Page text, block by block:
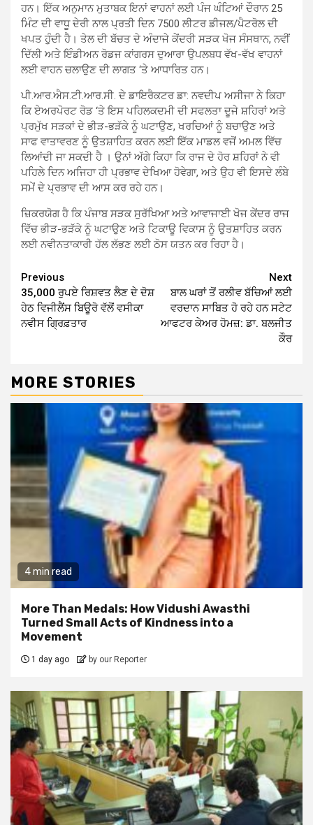
ਹਨ। ਇੱਕ ਅਨੁਮਾਨ ਮੁਤਾਬਕ ਇਨਾਂ ਵਾਹਨਾਂ ਲਈ ਪੰਜ ਘੰਟਿਆਂ ਦੌਰਾਨ 25
ਮਿੰਟ ਦੀ ਵਾਧੂ ਦੇਰੀ ਨਾਲ ਪ੍ਰਤੀ ਦਿਨ 7500 ਲੀਟਰ ਡੀਜਲ/ਪੈਟਰੋਲ ਦੀ
ਖਪਤ ਹੁੰਦੀ ਹੈ। ਤੇਲ ਦੀ ਬੱਚਤ ਦੇ ਅੰਦਾਜੇ ਕੇਂਦਰੀ ਸੜਕ ਖੋਜ ਸੰਸਥਾਨ, ਨਵੀਂ
ਦਿੱਲੀ ਅਤੇ ਇੰਡੀਅਨ ਰੋਡਜ ਕਾਂਗਰਸ ਦੁਆਰਾ ਉਪਲਬਧ ਵੱਖ-ਵੱਖ ਵਾਹਨਾਂ
ਲਈ ਵਾਹਨ ਚਲਾਉਣ ਦੀ ਲਾਗਤ ‘ਤੇ ਆਧਾਰਿਤ ਹਨ।
ਪੀ.ਆਰ.ਐਸ.ਟੀ.ਆਰ.ਸੀ. ਦੇ ਡਾਇਰੈਕਟਰ ਡਾ: ਨਵਦੀਪ ਅਸੀਜਾ ਨੇ ਕਿਹਾ
ਕਿ ਏਅਰਪੋਰਟ ਰੋਡ ‘ਤੇ ਇਸ ਪਹਿਲਕਦਮੀ ਦੀ ਸਫਲਤਾ ਦੂਜੇ ਸ਼ਹਿਰਾਂ ਅਤੇ
ਪ੍ਰਮੁੱਖ ਸੜਕਾਂ ਦੇ ਭੀੜ-ਭੜੱਕੇ ਨੂੰ ਘਟਾਉਣ, ਖਰਚਿਆਂ ਨੂੰ ਬਚਾਉਣ ਅਤੇ
ਸਾਫ ਵਾਤਾਵਰਣ ਨੂੰ ਉਤਸ਼ਾਹਿਤ ਕਰਨ ਲਈ ਇੱਕ ਮਾਡਲ ਵਜੋਂ ਅਮਲ ਵਿੱਚ
ਲਿਆਂਦੀ ਜਾ ਸਕਦੀ ਹੈ । ਉਨਾਂ ਅੱਗੇ ਕਿਹਾ ਕਿ ਰਾਜ ਦੇ ਹੋਰ ਸ਼ਹਿਰਾਂ ਨੇ ਵੀ
ਪਹਿਲੇ ਦਿਨ ਅਜਿਹਾ ਹੀ ਪ੍ਰਭਾਵ ਦੇਖਿਆ ਹੋਵੇਗਾ, ਅਤੇ ਉਹ ਵੀ ਇਸਦੇ ਲੰਬੇ
ਸਮੇਂ ਦੇ ਪ੍ਰਭਾਵ ਦੀ ਆਸ ਕਰ ਰਹੇ ਹਨ।
ਜ਼ਿਕਰਯੋਗ ਹੈ ਕਿ ਪੰਜਾਬ ਸੜਕ ਸੁਰੱਖਿਆ ਅਤੇ ਆਵਾਜਾਈ ਖੋਜ ਕੇਂਦਰ ਰਾਜ
ਵਿੱਚ ਭੀੜ-ਭੜੱਕੇ ਨੂੰ ਘਟਾਉਣ ਅਤੇ ਟਿਕਾਊ ਵਿਕਾਸ ਨੂੰ ਉਤਸ਼ਾਹਿਤ ਕਰਨ
ਲਈ ਨਵੀਨਤਾਕਾਰੀ ਹੱਲ ਲੱਭਣ ਲਈ ਠੋਸ ਯਤਨ ਕਰ ਰਿਹਾ ਹੈ।
Continue
Reading
Previous
35,000 ਰੁਪਏ ਰਿਸ਼ਵਤ ਲੈਣ ਦੇ ਦੋਸ਼
ਹੇਠ ਵਿਜੀਲੈਂਸ ਬਿਊਰੋ ਵੱਲੋਂ ਵਸੀਕਾ
ਨਵੀਸ ਗ੍ਰਿਫ਼ਤਾਰ
Next
ਬਾਲ ਘਰਾਂ ਤੋਂ ਰਲੀਵ ਬੱਚਿਆਂ ਲਈ
ਵਰਦਾਨ ਸਾਬਿਤ ਹੋ ਰਹੇ ਹਨ ਸਟੇਟ
ਆਫਟਰ ਕੇਅਰ ਹੋਮਜ਼: ਡਾ. ਬਲਜੀਤ
ਕੌਰ
MORE STORIES
4 min read
More Than Medals: How Vidushi Awasthi
Turned Small Acts of Kindness into a
Movement
1 day ago by our Reporter